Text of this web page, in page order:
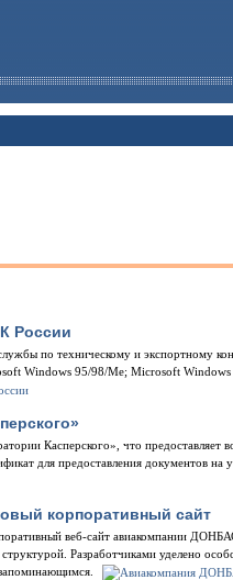
России
по техническому и экспортному
Windows 95/98/Me; Microsoft
Касперского», что предоставляет
для предоставления документов на
корпоративный сайт
веб-сайт авиакомпании
Разработчиками уделено